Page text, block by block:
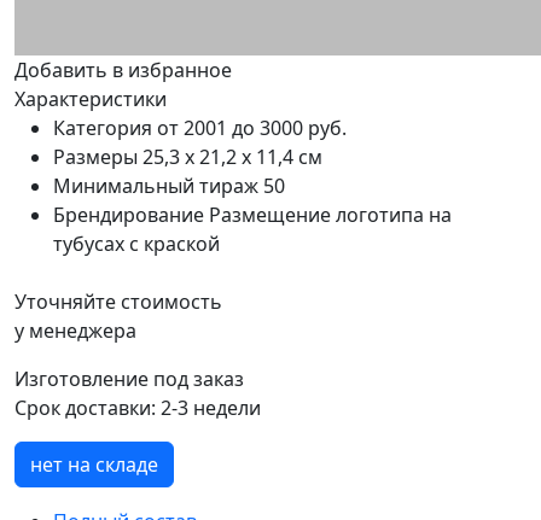
Добавить в избранное
Характеристики
Категория от 2001 до 3000 руб.
Размеры 25,3 х 21,2 х 11,4 см
Минимальный тираж 50
Брендирование Размещение логотипа на
тубусах с краской
Уточняйте стоимость
у менеджера
Изготовление под заказ
Срок доставки: 2-3 недели
нет на складе